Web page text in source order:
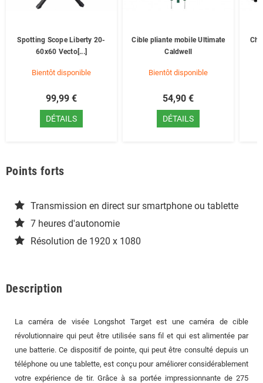
Spotting Scope Liberty 20-
60x60 Vecto[...]
Bientôt disponible
99,99 €
DÉTAILS
Cible pliante mobile Ultimate
Caldwell
Bientôt disponible
54,90 €
DÉTAILS
Points forts
Transmission en direct sur smartphone ou tablette
7 heures d'autonomie
Résolution de 1920 x 1080
Description
La caméra de visée Longshot Target est une caméra de cible
révolutionnaire qui peut être utilisée sans fil et qui est alimentée par
une batterie. Ce dispositif de pointe, qui peut être consulté depuis un
téléphone ou une tablette, est conçu pour améliorer considérablement
votre expérience de tir. Grâce à sa portée impressionnante de 275